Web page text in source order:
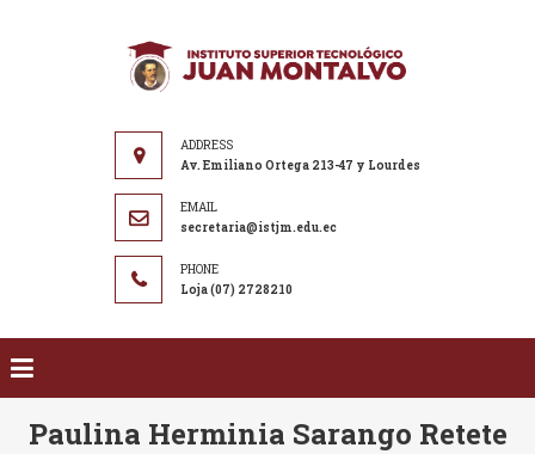
Av. Emiliano Ortega 213-47 y Lourdes
secretaria@istjm.edu.ec
Loja (07) 2728210
Paulina Herminia Sarango Retete